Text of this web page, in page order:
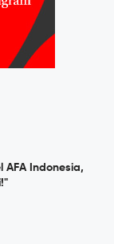
AFA Indonesia,